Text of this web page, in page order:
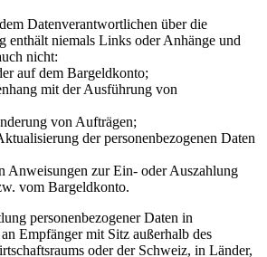
Datenverantwortlichen über die
enthält niemals Links oder Anhänge und
nicht:
auf dem Bargeldkonto;
mit der Ausführung von
von Aufträgen;
der personenbezogenen Daten
Anweisungen zur Ein- oder Auszahlung
vom Bargeldkonto.
personenbezogener Daten in
Empfänger mit Sitz außerhalb des
oder der Schweiz, in Länder,